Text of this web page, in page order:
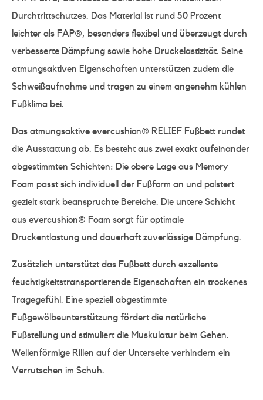
Durchtrittschutzes. Das Material ist rund 50 Prozent
leichter als FAP®, besonders flexibel und überzeugt durch
verbesserte Dämpfung sowie hohe Druckelastizität. Seine
atmungsaktiven Eigenschaften unterstützen zudem die
Schweißaufnahme und tragen zu einem angenehm kühlen
Fußklima bei.
Das atmungsaktive evercushion® RELIEF Fußbett rundet
die Ausstattung ab. Es besteht aus zwei exakt aufeinander
abgestimmten Schichten: Die obere Lage aus Memory
Foam passt sich individuell der Fußform an und polstert
gezielt stark beanspruchte Bereiche. Die untere Schicht
aus evercushion® Foam sorgt für optimale
Druckentlastung und dauerhaft zuverlässige Dämpfung.
Zusätzlich unterstützt das Fußbett durch exzellente
feuchtigkeitstransportierende Eigenschaften ein trockenes
Tragegefühl. Eine speziell abgestimmte
Fußgewölbeunterstützung fördert die natürliche
Fußstellung und stimuliert die Muskulatur beim Gehen.
Wellenförmige Rillen auf der Unterseite verhindern ein
Verrutschen im Schuh.